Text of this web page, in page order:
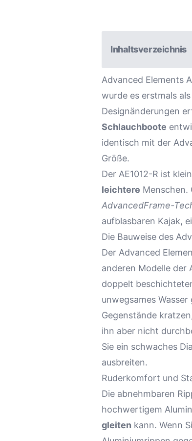
Inhaltsverzeichnis
Advanced Elements
wurde es erstmals als
Designänderungen
Schlauchboote
identisch mit der
Größe.
Der AE1012-R ist
leichtere Menschen.
AdvancedFrame-
aufblasbaren Kajak,
Die Bauweise des
Der Advanced
anderen Modelle der
doppelt
unwegsames
Gegenstände
ihn aber nicht
Sie ein schwaches
ausbreiten.
Ruderkomfort und
Die abnehmbaren
hochwertigem
gleiten kann. Wenn